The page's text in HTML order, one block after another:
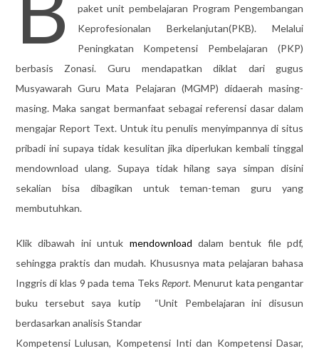
paket unit pembelajaran Program Pengembangan
Keprofesionalan Berkelanjutan(PKB). Melalui
Peningkatan Kompetensi Pembelajaran (PKP)
berbasis Zonasi. Guru mendapatkan diklat dari gugus
Musyawarah Guru Mata Pelajaran (MGMP) didaerah masing-
masing. Maka sangat bermanfaat sebagai referensi dasar dalam
mengajar Report Text. Untuk itu penulis menyimpannya di situs
pribadi ini supaya tidak kesulitan jika diperlukan kembali tinggal
mendownload ulang. Supaya tidak hilang saya simpan disini
sekalian bisa dibagikan untuk teman-teman guru yang
membutuhkan.
Klik dibawah ini untuk mendownload dalam bentuk file pdf,
sehingga praktis dan mudah. Khususnya mata pelajaran bahasa
Inggris di klas 9 pada tema TeksReport. Menurut kata pengantar
buku tersebut saya kutip “Unit Pembelajaran ini disusun
berdasarkan analisis Standar
Kompetensi Lulusan, Kompetensi Inti dan Kompetensi Dasar,